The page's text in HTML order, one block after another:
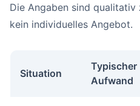
Die Angaben sind
kein individuelles Angebot.
Situation
Typischer
Aufwand